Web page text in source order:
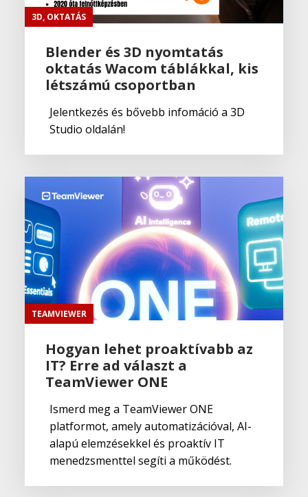
3D, OKTATÁS
Blender és 3D nyomtatás
oktatás Wacom táblákkal, kis
létszámú csoportban
Jelentkezés és bővebb infomáció a 3D
Studio oldalán!
TEAMVIEWER
Hogyan lehet proaktívabb az
IT? Erre ad választ a
TeamViewer ONE
Ismerd meg a TeamViewer ONE
platformot, amely automatizációval, AI-
alapú elemzésekkel és proaktív IT
menedzsmenttel segíti a működést.